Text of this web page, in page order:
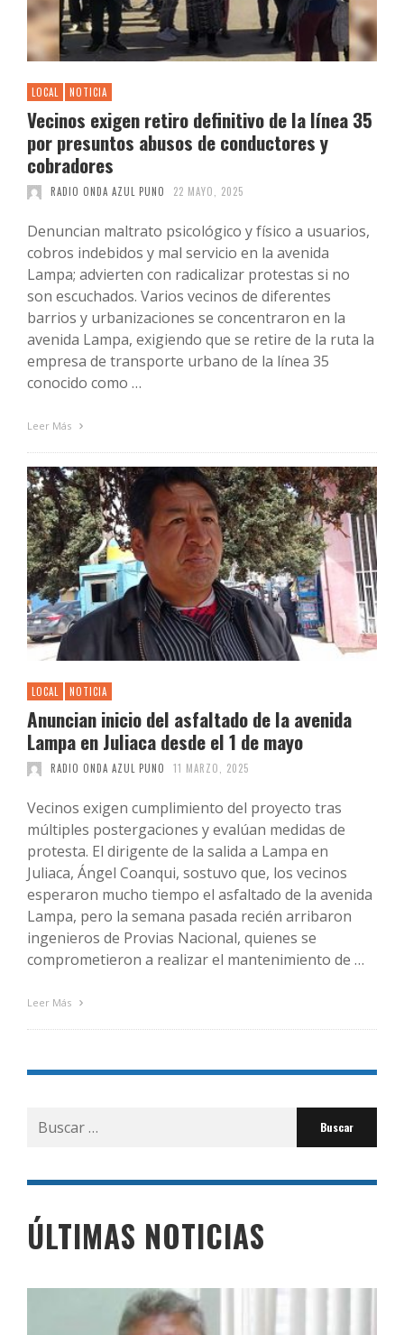
LOCAL NOTICIA
Vecinos exigen retiro definitivo de la línea 35
por presuntos abusos de conductores y
cobradores
RADIO ONDA AZUL PUNO 22 MAYO, 2025
Denuncian maltrato psicológico y físico a usuarios,
cobros indebidos y mal servicio en la avenida
Lampa; advierten con radicalizar protestas si no
son escuchados. Varios vecinos de diferentes
barrios y urbanizaciones se concentraron en la
avenida Lampa, exigiendo que se retire de la ruta la
empresa de transporte urbano de la línea 35
conocido como …
Leer Más
LOCAL NOTICIA
Anuncian inicio del asfaltado de la avenida
Lampa en Juliaca desde el 1 de mayo
RADIO ONDA AZUL PUNO 11 MARZO, 2025
Vecinos exigen cumplimiento del proyecto tras
múltiples postergaciones y evalúan medidas de
protesta. El dirigente de la salida a Lampa en
Juliaca, Ángel Coanqui, sostuvo que, los vecinos
esperaron mucho tiempo el asfaltado de la avenida
Lampa, pero la semana pasada recién arribaron
ingenieros de Provias Nacional, quienes se
comprometieron a realizar el mantenimiento de …
Leer Más
Buscar
por:
ÚLTIMAS NOTICIAS